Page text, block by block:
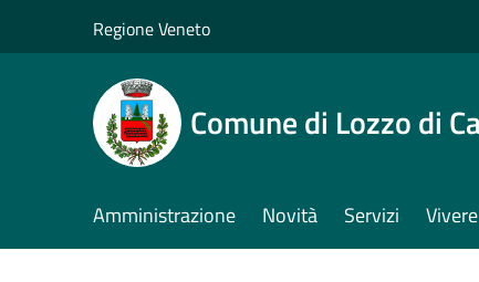
Regione Veneto
Comune di Lozzo di
Amministrazione Novità Servizi